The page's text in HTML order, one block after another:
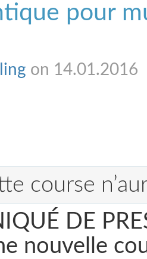
pour
on 14.01.2016
course
DE
nouvelle